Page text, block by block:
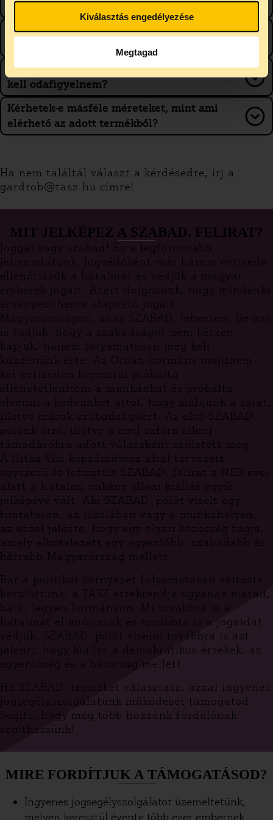
Kiválasztás engedélyezése
Megtagad
mérettáblázatot a termékekhez?
Ha nem jó a méret, tudom cserélni a
Hogy mossam/kezeljem a termékeket? Mire
kell odafigyelnem?
Kérhetek-e másféle méreteket, mint ami
elérhető az adott termékből?
Ha nem találtál választ a kérdésedre, írj a
gardrob@tasz.hu címre!
MIT JELKÉPEZ A SZABAD. FELIRAT?
Joggal vagy szabad! Ez a legfontosabb
jelmondatunk. Jogvédőként már három évtizede
ellenőrizzük a hatalmat és védjük a magyar
emberek jogait. Azért dolgozunk, hogy mindenki
érvényesíthesse alapvető jogait
Magyarországon, azaz SZABAD. lehessen. De azt
is tudjuk, hogy a szabadságot nem készen
kapjuk, hanem folyamatosan meg kell
küzdenünk érte. Az Orbán-kormány majdnem
két évtizeden keresztül próbálta
ellehetetleníteni a munkánkat és próbálta
elvenni a kedvünket attól, hogy kiálljunk a saját,
illetve mások szabadságáért. Az első SZABAD.
pólónk erre, illetve a civil szféra elleni
támadásokra adott válaszként született meg.
A Hitka Viki képzőművész által tervezett
egyszerű és letisztult SZABAD. felirat a NER évei
alatt a hatalmi önkény elleni kiállás egyik
jelképévé vált. Aki SZABAD. pólót viselt egy
tüntetésen, az iskolában vagy a munkahelyén,
az ezzel jelezte, hogy egy olyan közösség tagja,
amely elkötelezett egy egyenlőbb, szabadabb és
bátrabb Magyarország mellett.
Bár a politikai környezet folyamatosan változik
körülöttünk, a TASZ értékrendje ugyanaz marad,
bárki legyen kormányon. Mi továbbra is a
hatalmat ellenőrizzük és továbbra is a jogaidat
védjük. SZABAD. pólót viselni továbbra is azt
jelenti, hogy kiállsz a demokratikus értékek, az
egyenlőség és a bátorság mellett.
Ha SZABAD. terméket választasz, azzal ingyenes
jogsegélyszolgálatunk működését támogatod.
Segíts, hogy még több hozzánk fordulónak
segíthessünk!
MIRE FORDÍTJUK A TÁMOGATÁSOD?
Ingyenes jogsegélyszolgálatot üzemeltetünk,
melyen keresztül évente több ezer embernek